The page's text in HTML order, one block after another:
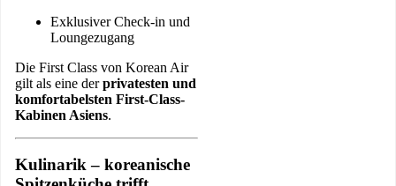
Exklusiver Check-in und
Loungezugang
Die First Class von Korean Air
gilt als eine derprivatesten und
komfortabelsten First-Class-
Kabinen Asiens.
Kulinarik – koreanische